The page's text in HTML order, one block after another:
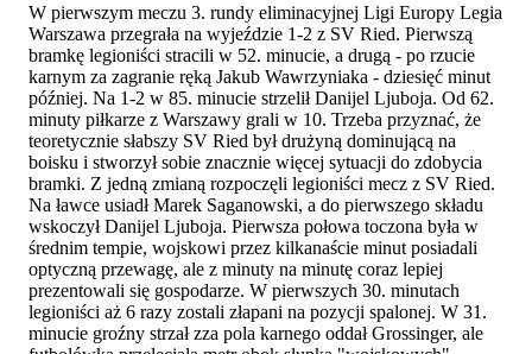
W pierwszym meczu 3. rundy eliminacyjnej Ligi Europy Legia
Warszawa przegrała na wyjeździe 1-2 z SV Ried. Pierwszą
bramkę legioniści stracili w 52. minucie, a drugą - po rzucie
karnym za zagranie ręką Jakub Wawrzyniaka - dziesięć minut
później. Na 1-2 w 85. minucie strzelił Danijel Ljuboja. Od 62.
minuty piłkarze z Warszawy grali w 10. Trzeba przyznać, że
teoretycznie słabszy SV Ried był drużyną dominującą na
boisku i stworzył sobie znacznie więcej sytuacji do zdobycia
bramki. Z jedną zmianą rozpoczęli legioniści mecz z SV Ried.
Na ławce usiadł Marek Saganowski, a do pierwszego składu
wskoczył Danijel Ljuboja. Pierwsza połowa toczona była w
średnim tempie, wojskowi przez kilkanaście minut posiadali
optyczną przewagę, ale z minuty na minutę coraz lepiej
prezentowali się gospodarze. W pierwszych 30. minutach
legioniści aż 6 razy zostali złapani na pozycji spalonej. W 31.
minucie groźny strzał zza pola karnego oddał Grossinger, ale